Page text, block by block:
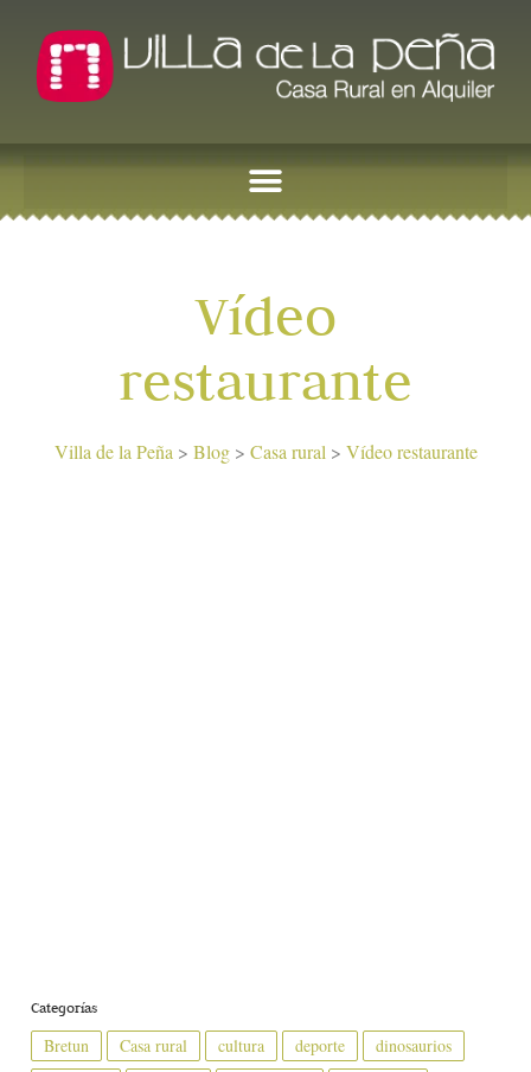
Vídeo
restaurante
Villa de la Peña > Blog> Casa rural > Vídeo restaurante
Categorías
Bretun Casa rural cultura deporte
dinosaurios